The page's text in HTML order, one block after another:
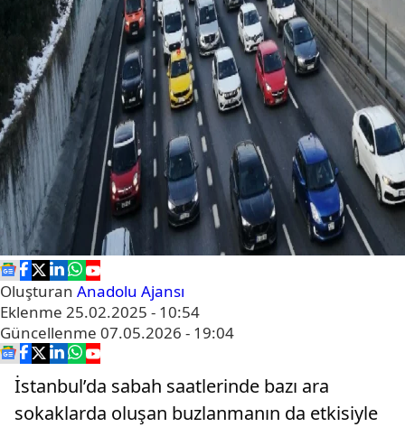
Oluşturan Anadolu Ajansı
Eklenme 25.02.2025 - 10:54
Güncellenme 07.05.2026 - 19:04
İstanbul’da sabah saatlerinde bazı ara
sokaklarda oluşan buzlanmanın da etkisiyle